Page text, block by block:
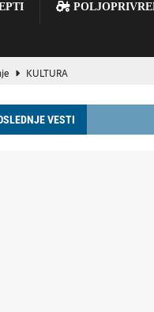
KULTURA
NEPAŽNJE MOŽE
VESTI